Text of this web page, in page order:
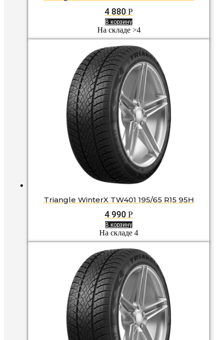
4 880 Р
В корзину
На складе >4
Triangle WinterX TW401 195/65 R15 95H
4 990 Р
В корзину
На складе 4